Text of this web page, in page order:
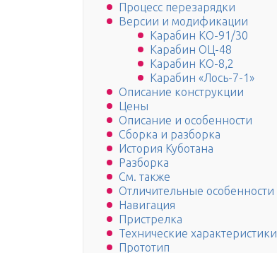
Процесс перезарядки
Версии и модификации
Карабин КО-91/30
Карабин ОЦ-48
Карабин КО-8,2
Карабин «Лось-7-1»
Описание конструкции
Цены
Описание и особенности
Сборка и разборка
История Куботана
Разборка
См. также
Отличительные особенности
Навигация
Пристрелка
Технические характеристики
Прототип